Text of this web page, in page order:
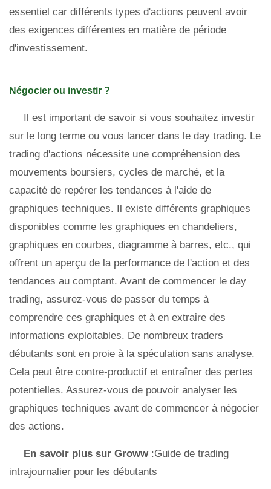
essentiel car différents types d'actions peuvent avoir
des exigences différentes en matière de période
d'investissement.
Négocier ou investir ?
Il est important de savoir si vous souhaitez investir
sur le long terme ou vous lancer dans le day trading. Le
trading d'actions nécessite une compréhension des
mouvements boursiers, cycles de marché, et la
capacité de repérer les tendances à l'aide de
graphiques techniques. Il existe différents graphiques
disponibles comme les graphiques en chandeliers,
graphiques en courbes, diagramme à barres, etc., qui
offrent un aperçu de la performance de l'action et des
tendances au comptant. Avant de commencer le day
trading, assurez-vous de passer du temps à
comprendre ces graphiques et à en extraire des
informations exploitables. De nombreux traders
débutants sont en proie à la spéculation sans analyse.
Cela peut être contre-productif et entraîner des pertes
potentielles. Assurez-vous de pouvoir analyser les
graphiques techniques avant de commencer à négocier
des actions.
En savoir plus sur Groww :Guide de trading
intrajournalier pour les débutants